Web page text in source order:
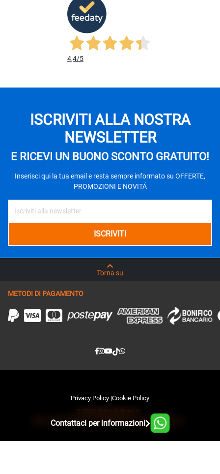
4,4/5
ISCRIVITI ALLA NOSTRA
NEWSLETTER
E RICEVI UN BUONO SCONTO GRATUITO!
Inserisci qui la tua email e resta sempre informato su OFFERTE,
PROMOZIONI E NOVITÁ
Torna su
METODI DI PAGAMENTO
Privacy Policy |Cookie Policy
© 2026 @tnsolutions.it
Sito e infrastruttura IT sviluppati da www.tnsolutions.it
Contattaci per informazioni